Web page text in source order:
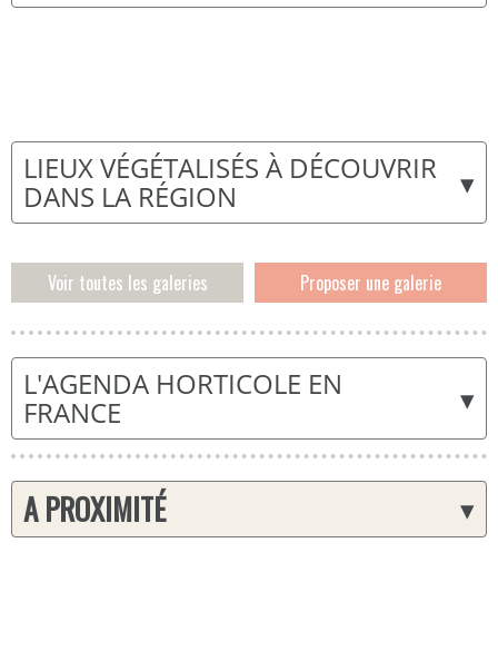
▾
LIEUX VÉGÉTALISÉS À DÉCOUVRIR
DANS LA RÉGION
Voir toutes les galeries Proposer une galerie
▾
L'AGENDA HORTICOLE EN
FRANCE
▾
A PROXIMITÉ